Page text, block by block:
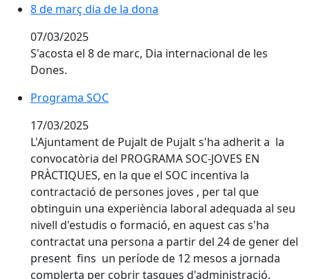
8 de març dia de la dona
8 de març dia de la dona
07/03/2025
S'acosta el 8 de marc, Dia internacional de les
Dones.
Programa SOC
Programa SOC
17/03/2025
L'Ajuntament de Pujalt de Pujalt s'ha adherit a la
convocatòria del PROGRAMA SOC-JOVES EN
PRÀCTIQUES, en la que el SOC incentiva la
contractació de persones joves , per tal que
obtinguin una experiència laboral adequada al seu
nivell d'estudis o formació, en aquest cas s'ha
contractat una persona a partir del 24 de gener del
present fins un període de 12 mesos a jornada
complerta per cobrir tasques d'administració,